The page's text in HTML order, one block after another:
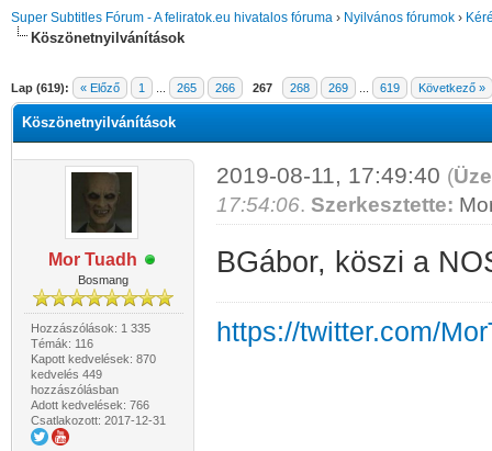
Super Subtitles Fórum - A feliratok.eu hivatalos fóruma › Nyilvános fórumok ›
Köszönetnyilvánítások
Lap (619): « Előző 1 265 266 267 268 269 619 Következő »
Köszönetnyilvánítások
Mor Tuadh
Bosmang
Hozzászólások: 1 335
Témák: 116
Kapott kedvelések: 870
kedvelés 449
hozzászólásban
Adott kedvelések: 766
Csatlakozott: 2017-12-31
2019-08-11, 17:49:40 (
17:54:06. Szerkesztette:
BGábor, köszi a
https://twitter.com/